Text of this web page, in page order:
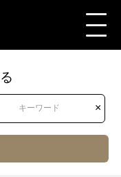
キーワード ×
料理